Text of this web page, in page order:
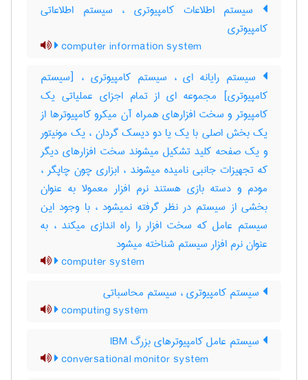
سیستم اطلاعات کامپیوتری ، سیستم اطلاعاتی
کامپیوتری
computer information system
سیستم رایانه ای ، سیستم کامپیوتری ، [سیستم
کامپیوتری] مجموعه ای از تمام اجزای عملیاتی یک
کامپیوتر و سخت افزارهای همراه آن میکرو کامپیوترها از
یک بخش اصلی با یک یا دو دیسک گردان ، یک مونیتور
و یک صفحه کلید تشکیل میشوند سخت افزارهای دیگر
که تجهیزات جانبی نامیده میشوند ، ابزاری چون چاپگر ،
مودم و دسته بازی هستند نرم افزار معمولا به عنوان
بخشی از سیستم در نظر گرفته نمیشود ، با وجود این
سیستم عامل که سخت افزار را راه اندازی میکند ، به
عنوان نرم افزار سیستم شناخته میشود
computer system
سیستم کامپیوتری ، سیستم محاسباتی
computing system
سیستم عامل کامپیوترهای بزرگ IBM
conversational monitor system